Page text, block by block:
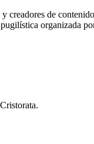
creadores de
organizada